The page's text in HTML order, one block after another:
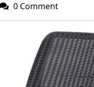
0 Comment